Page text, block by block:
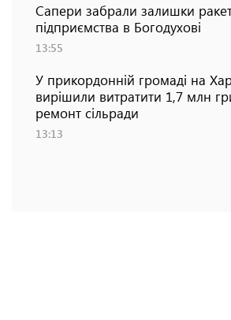
Сапери забрали залишки
підприємства в Богодухові
13:55
У прикордонній громаді на
вирішили витратити 1,7 млн
ремонт сільради
13:13